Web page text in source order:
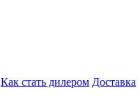
Как стать дилером Доставка